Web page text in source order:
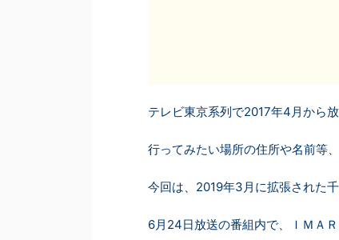
テレビ東京系列で2017年4月から
行ってみたい場所の住所や名前等
今回は、2019年3月に拡張された
6月24日放送の番組内で、ＩＭＡ